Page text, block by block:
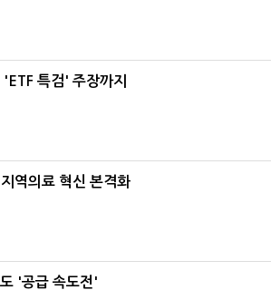
특검' 주장까지
역의료 혁신 본격화
'공급 속도전'